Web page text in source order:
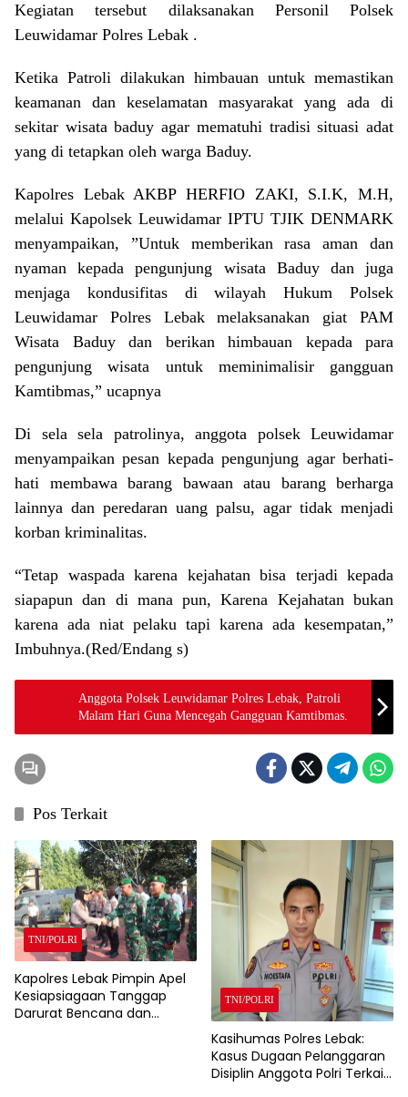
Kegiatan tersebut dilaksanakan Personil Polsek
Leuwidamar Polres Lebak .
Ketika Patroli dilakukan himbauan untuk memastikan
keamanan dan keselamatan masyarakat yang ada di
sekitar wisata baduy agar mematuhi tradisi situasi adat
yang di tetapkan oleh warga Baduy.
Kapolres Lebak AKBP HERFIO ZAKI, S.I.K, M.H,
melalui Kapolsek Leuwidamar IPTU TJIK DENMARK
menyampaikan, ”Untuk memberikan rasa aman dan
nyaman kepada pengunjung wisata Baduy dan juga
menjaga kondusifitas di wilayah Hukum Polsek
Leuwidamar Polres Lebak melaksanakan giat PAM
Wisata Baduy dan berikan himbauan kepada para
pengunjung wisata untuk meminimalisir gangguan
Kamtibmas,” ucapnya
Di sela sela patrolinya, anggota polsek Leuwidamar
menyampaikan pesan kepada pengunjung agar berhati-
hati membawa barang bawaan atau barang berharga
lainnya dan peredaran uang palsu, agar tidak menjadi
korban kriminalitas.
“Tetap waspada karena kejahatan bisa terjadi kepada
siapapun dan di mana pun, Karena Kejahatan bukan
karena ada niat pelaku tapi karena ada kesempatan,”
Imbuhnya.(Red/Endang s)
Anggota Polsek Leuwidamar Polres Lebak, Patroli
Malam Hari Guna Mencegah Gangguan Kamtibmas.
Pos Terkait
TNI/POLRI
Kapolres Lebak Pimpin Apel
Kesiapsiagaan Tanggap
Darurat Bencana dan
TNI/POLRI
Kasihumas Polres Lebak:
Kasus Dugaan Pelanggaran
Disiplin Anggota Polri Terkait